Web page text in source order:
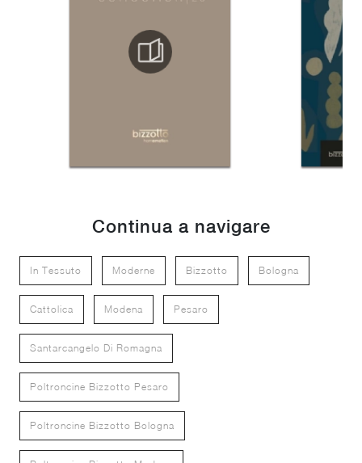
Continua a navigare
In Tessuto Moderne Bizzotto Bologna
Cattolica Modena Pesaro
Santarcangelo Di Romagna
Poltroncine Bizzotto Pesaro
Poltroncine Bizzotto Bologna